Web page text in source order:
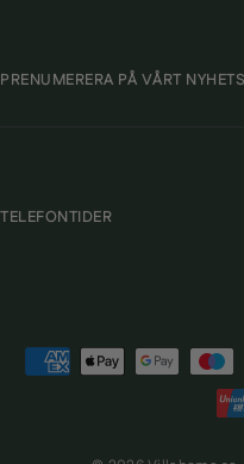
PRENUMERERA PÅ VÅRT
TELEFONTIDER